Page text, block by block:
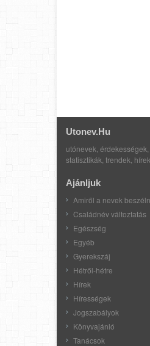
Utonev.hu
utónevek, érdekességek,
statisztikák, trendek, hírek
Ajánljuk
Amiről a nevek
Családnév változtatás
Egészség
Egyéb
Gyerekszáj
Hétről-hétre
Hírek
Hírességek
Jogszabályok
Könyvajánló
Tanácsok